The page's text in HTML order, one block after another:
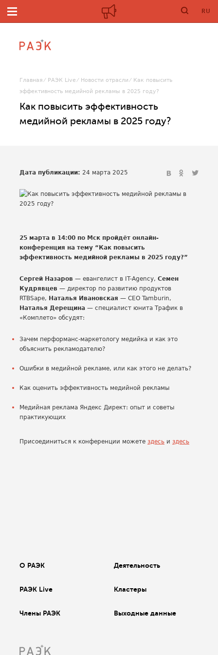
RU
Главная РАЭК Live Новости отрасли
Как повысить
эффективность медийной рекламы в 2025 году?
Как повысить эффективность
медийной рекламы в 2025 году?
Дата публикации: 24 марта 2025
25 марта в 14:00 по Мск пройдёт онлайн-
конференция на тему “Как повысить
эффективность медийной рекламы в 2025 году?”
Сергей Назаров — евангелист в IT-Agency, Семен
Кудрявцев — директор по развитию продуктов
RTBSape, Наталья Ивановская — CEO Tamburin,
Наталья Дерещина — специалист юнита Трафик в
«Комплето» обсудят:
Зачем перформанс-маркетологу медийка и как это
объяснить рекламодателю?
Ошибки в медийной рекламе, или как этого не делать?
Как оценить эффективность медийной рекламы
Медийная реклама Яндекс Директ: опыт и советы
практикующих
Присоединиться к конференции можете здесь и здесь
О РАЭК Деятельность
РАЭК Live Кластеры
Члены РАЭК Выходные данные